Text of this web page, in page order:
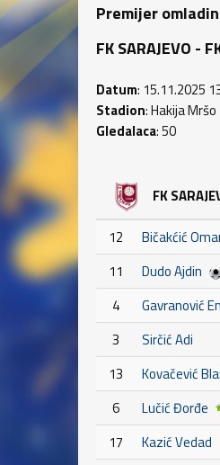
Premijer
FK SARAJEVO -
Datum: 15.11.2025
Stadion: Hakija
Gledalaca: 50
FK
12 Bičakćić
11
Dudo Ajdin
4 Gavranović
3
Sirčić Adi
13
Kovačević
6
Lučić Đorđe
17
Kazić Vedad